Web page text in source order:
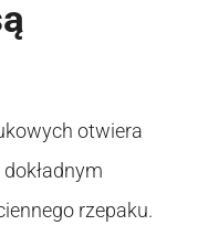
otwiera
rzepaku.